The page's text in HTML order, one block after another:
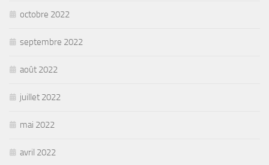
octobre 2022
septembre 2022
août 2022
juillet 2022
mai 2022
avril 2022